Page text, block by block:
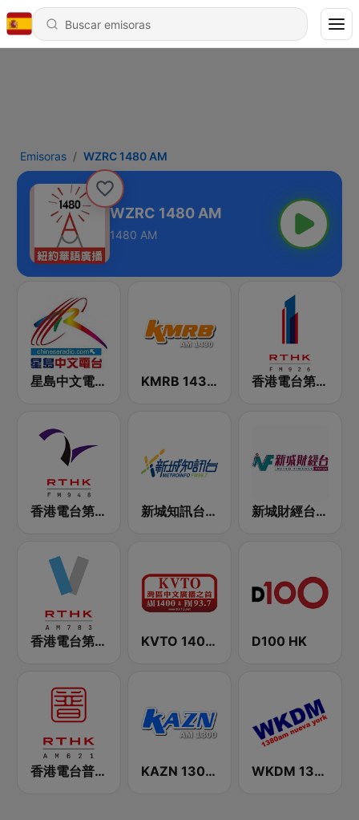
Emisoras WZRC 1480 AM
WZRC 1480 AM
1480 AM
星島中文電台-粵語台 KMRB 1430 AM 香港電台第一台 RTHK Radio 1
香港電台第二台 RTHK Radio 2 新城知訊台 MetroInfo FM99.7 新城財經台 Metro Finance FM104
香港電台第五台 - RTHK Radio 5 KVTO 1400 AM D100 HK
香港電台普通話台 RTHK Radio KAZN 1300 中文廣播電台 WKDM 1380 AM